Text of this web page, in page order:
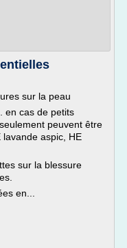
sur la peau
en cas de petits
peuvent être
lavande aspic, HE
sur la blessure
en...